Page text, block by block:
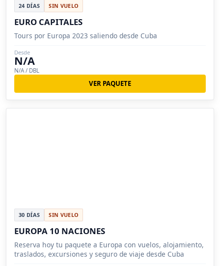
24 DÍAS SIN VUELO
EURO CAPITALES
Tours por Europa 2023 saliendo desde Cuba
Desde
N/A
N/A / DBL
VER PAQUETE
30 DÍAS SIN VUELO
EUROPA 10 NACIONES
Reserva hoy tu paquete a Europa con vuelos, alojamiento,
traslados, excursiones y seguro de viaje desde Cuba